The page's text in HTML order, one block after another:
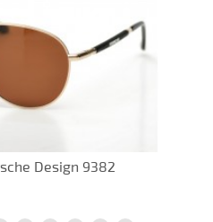
Design 9382